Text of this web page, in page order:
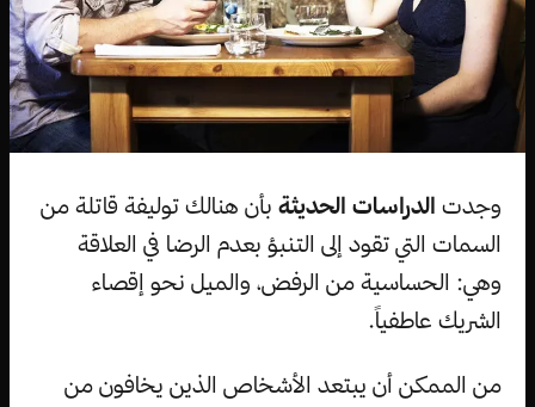
وجدت الدراسات الحديثة بأن هنالك توليفة قاتلة من
السمات التي تقود إلى التنبؤ بعدم الرضا في العلاقة
وهي: الحساسية من الرفض، والميل نحو إقصاء
الشريك عاطفياً.
من الممكن أن يبتعد الأشخاص الذين يخافون من